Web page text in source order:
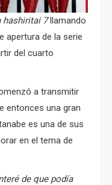
hashiritai 7llamando
apertura de la serie
del cuarto
a transmitir
entonces una gran
es una de sus
en el tema de
de que podía